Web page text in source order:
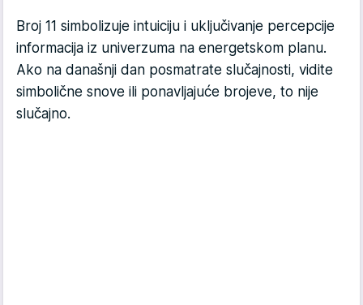
Broj 11 simbolizuje intuiciju i uključivanje percepcije
informacija iz univerzuma na energetskom planu.
Ako na današnji dan posmatrate slučajnosti, vidite
simbolične snove ili ponavljajuće brojeve, to nije
slučajno.